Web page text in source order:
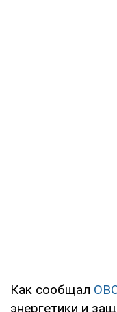
Как сообщал
энергетики и